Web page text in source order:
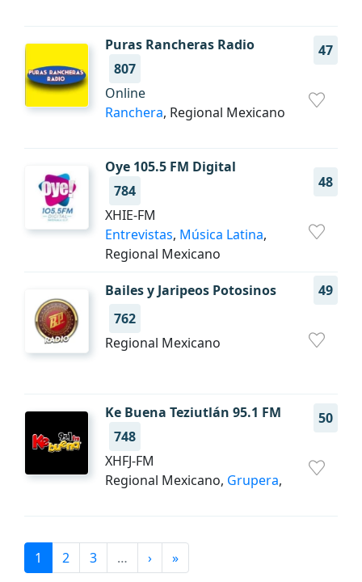
Puras Rancheras Radio
47
807
Online
Ranchera, Regional Mexicano
Oye 105.5 FM Digital
48
784
XHIE-FM
Entrevistas, Música Latina,
Regional Mexicano
Bailes y Jaripeos Potosinos
49
762
Regional Mexicano
Ke Buena Teziutlán 95.1 FM
50
748
XHFJ-FM
Regional Mexicano, Grupera,
1 2 3 … › »